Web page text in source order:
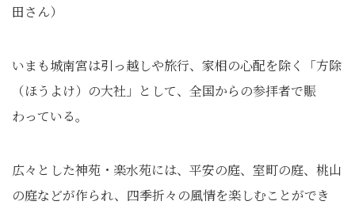
田さん）
いまも城南宮は引っ越しや旅行、家相の心配を除く「方除
（ほうよけ）の大社」として、全国からの参拝者で賑
わっている。
広々とした神苑・楽水苑には、平安の庭、室町の庭、桃山
の庭などが作られ、四季折々の風情を楽しむことができ